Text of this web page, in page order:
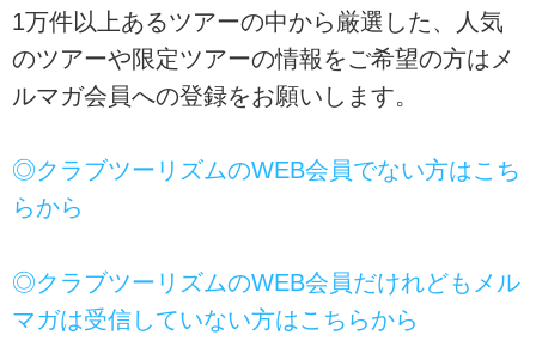
1万件以上あるツアーの中から厳選した、人気
のツアーや限定ツアーの情報をご希望の方はメ
ルマガ会員への登録をお願いします。
◎クラブツーリズムのWEB会員でない方はこち
らから
◎クラブツーリズムのWEB会員だけれどもメル
マガは受信していない方はこちらから